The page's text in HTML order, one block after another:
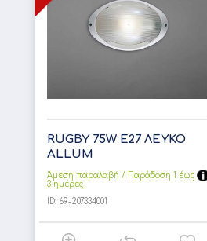
RUGBY 75W Ε27 ΛΕΥΚΟ
ALLUM
Άμεση παραλαβή / Παράδoση 1 έως
3 ημέρες
ID:69-207334001